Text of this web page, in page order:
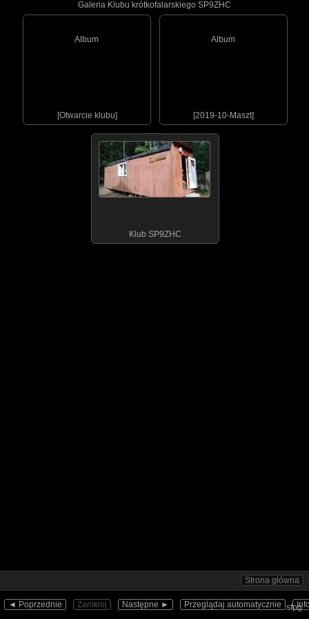
Strona główna
◄︎ Poprzednie Zamknij Następne ►︎ Przeglądaj automatycznie sfpg
Galeria Klubu krótkofalarskiego SP9ZHC
Album
[Otwarcie klubu]
Album
[2019-10-Maszt]
Klub SP9ZHC